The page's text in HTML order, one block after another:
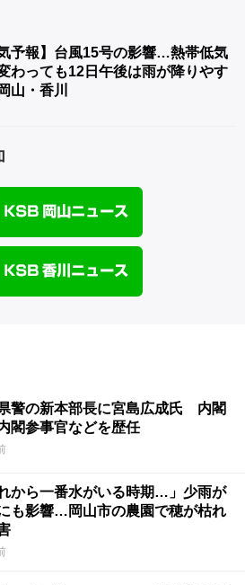
気予報】台風15号の影響…熱帯低気
わっても12日午後は雨が降りやす
・香川
警の新本部長に宮島広成氏 内閣
閣参事官などを歴任
れから一番水がいる時期…」少雨が
も影響…岡山市の農園で穂が枯れ